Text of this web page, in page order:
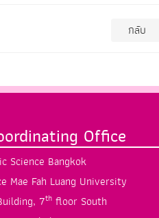
กลับ
Office
Science Bangkok
Mae Fah Luang University
7th floor South